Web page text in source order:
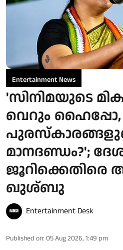
Entertainment News
'സിനിമയുടെ
വെറും
മാനദണ്ഡം?';
ജൂറിക്കെതിരെ
ഖുശ്ബു
Entertainment Desk
Published on: 05 Aug 2026, 1:49 pm